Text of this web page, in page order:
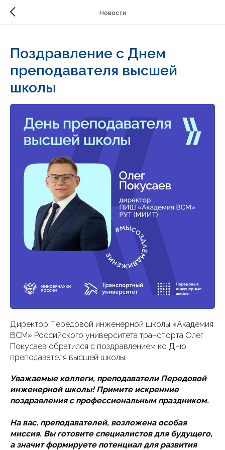
Новости
Поздравление с Днем
преподавателя высшей
школы
Директор Передовой инженерной школы «Академия
ВСМ» Российского университета транспорта Олег
Покусаев обратился с поздравлением ко Дню
преподавателя высшей школы.
Уважаемые коллеги, преподаватели Передовой
инженерной школы! Примите искренние
поздравления с профессиональным праздником.
На вас, преподавателей, возложена особая
миссия. Вы готовите специалистов для будущего,
а значит формируете потенциал для развития